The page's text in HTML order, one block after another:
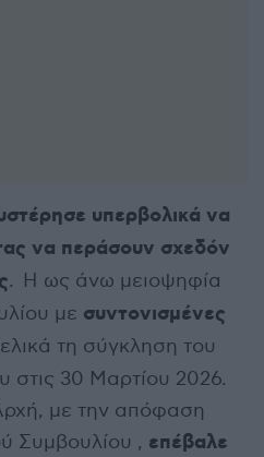
υπερβολικά να
να περάσουν σχεδόν
. Η ως άνω μειοψηφία
με συντονισμένες
τη σύγκληση του
στις 30 Μαρτίου 2026.
με την απόφαση
Συμβουλίου , επέβαλε